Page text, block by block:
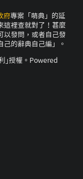
府專案「萌典」的延
這裡查就對了！甚麼
以發問，或者自己發
的辭典自己編」。
｣授權。Powered